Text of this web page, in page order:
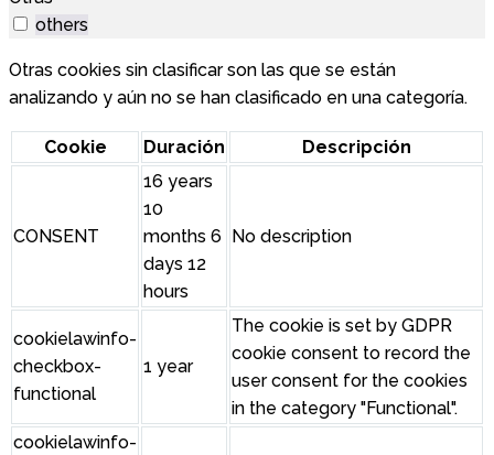
others
Otras cookies sin clasificar son las que se están
analizando y aún no se han clasificado en una categoría.
Cookie Duración Descripción
CONSENT
16 years
10
months 6
days 12
hours
No description
cookielawinfo-
checkbox-
functional
1 year
The cookie is set by GDPR
cookie consent to record the
user consent for the cookies
in the category "Functional".
cookielawinfo-